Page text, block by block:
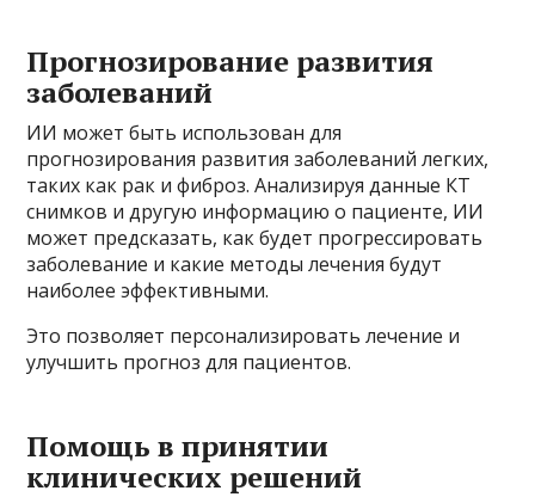
Прогнозирование развития
заболеваний
ИИ может быть использован для
прогнозирования развития заболеваний легких,
таких как рак и фиброз. Анализируя данные КТ
снимков и другую информацию о пациенте, ИИ
может предсказать, как будет прогрессировать
заболевание и какие методы лечения будут
наиболее эффективными.
Это позволяет персонализировать лечение и
улучшить прогноз для пациентов.
Помощь в принятии
клинических решений